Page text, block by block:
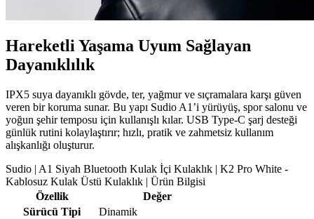
Hareketli Yaşama Uyum Sağlayan
Dayanıklılık
IPX5 suya dayanıklı gövde, ter, yağmur ve sıçramalara karşı güven
veren bir koruma sunar. Bu yapı Sudio A1’i yürüyüş, spor salonu ve
yoğun şehir temposu için kullanışlı kılar. USB Type-C şarj desteği
günlük rutini kolaylaştırır; hızlı, pratik ve zahmetsiz kullanım
alışkanlığı oluşturur.
Sudio | A1 Siyah Bluetooth Kulak İçi Kulaklık | K2 Pro White -
Kablosuz Kulak Üstü Kulaklık | Ürün Bilgisi
Özellik
Değer
Sürücü Tipi
Dinamik